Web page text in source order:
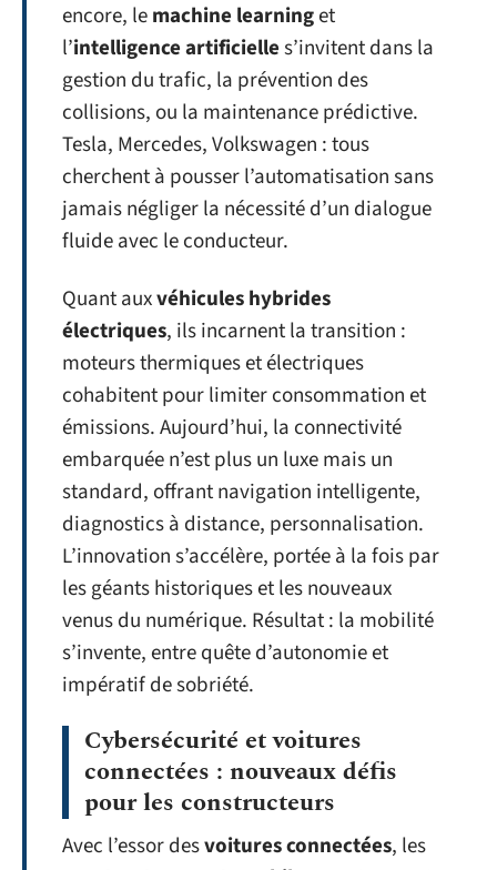
encore, lemachine learninget
l’intelligence artificielles’invitent dans la
gestion du trafic, la prévention des
collisions, ou la maintenance prédictive.
Tesla, Mercedes, Volkswagen : tous
cherchent à pousser l’automatisation sans
jamais négliger la nécessité d’un dialogue
fluide avec le conducteur.
Quant auxvéhicules hybrides
électriques, ils incarnent la transition :
moteurs thermiques et électriques
cohabitent pour limiter consommation et
émissions. Aujourd’hui, la connectivité
embarquée n’est plus un luxe mais un
standard, offrant navigation intelligente,
diagnostics à distance, personnalisation.
L’innovation s’accélère, portée à la fois par
les géants historiques et les nouveaux
venus du numérique. Résultat : la mobilité
s’invente, entre quête d’autonomie et
impératif de sobriété.
Cybersécurité et voitures
connectées : nouveaux défis
pour les constructeurs
Avec l’essor desvoitures connectées, les